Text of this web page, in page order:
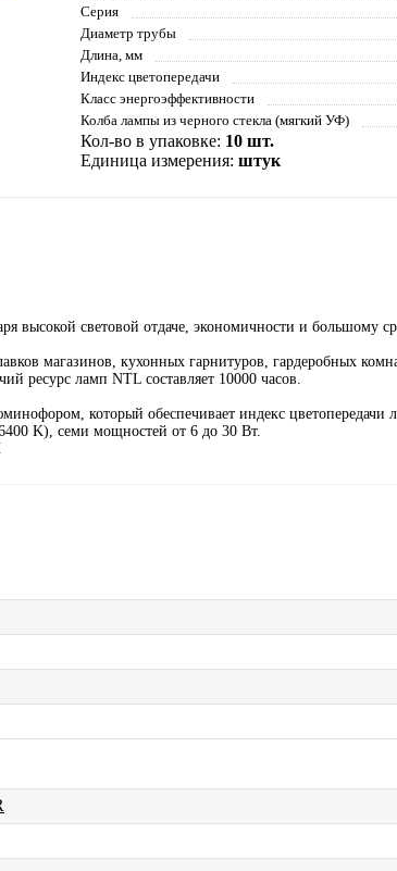
Серия
Диаметр трубы
Длина, мм
Индекс цветопередачи
Класс энергоэффективности
Колба лампы из черного стекла (мягкий УФ)
Кол-во в упаковке: 10 шт.
Единица измерения: штук
высокой световой отдаче, экономичности и большому
магазинов, кухонных гарнитуров, гардеробных
ресурс ламп NTL составляет 10000 часов.
который обеспечивает индекс
K), cеми мощностей от 6 до 30 Вт.